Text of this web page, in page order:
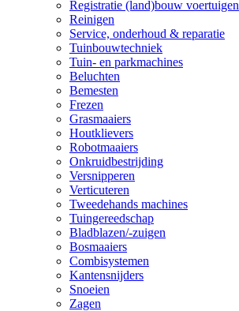
Registratie (land)bouw voertuigen
Reinigen
Service, onderhoud & reparatie
Tuinbouwtechniek
Tuin- en parkmachines
Beluchten
Bemesten
Frezen
Grasmaaiers
Houtklievers
Robotmaaiers
Onkruidbestrijding
Versnipperen
Verticuteren
Tweedehands machines
Tuingereedschap
Bladblazen/-zuigen
Bosmaaiers
Combisystemen
Kantensnijders
Snoeien
Zagen